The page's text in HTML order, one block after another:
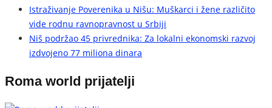
Istraživanje Poverenika u Nišu: Muškarci i žene različito
vide rodnu ravnopravnost u Srbiji
Niš podržao 45 privrednika: Za lokalni ekonomski razvoj
izdvojeno 77 miliona dinara
Roma world prijatelji